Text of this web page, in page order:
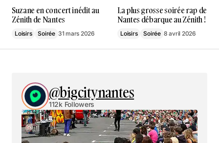
Suzane en concert inédit au
Zénith de Nantes
Loisirs Soirée 31 mars 2026
La plus grosse soirée rap de
Nantes débarque au Zénith !
Loisirs Soirée 8 avril 2026
@bigcitynantes
112k Followers